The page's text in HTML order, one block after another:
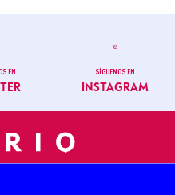
EN SÍGUENOS EN
INSTAGRAM